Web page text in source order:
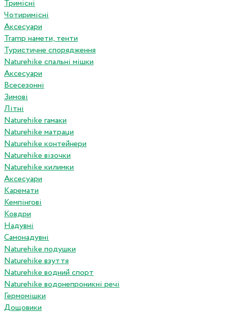
Тримісні
Чотиримісні
Аксесуари
Tramp намети, тенти
Туристичне спорядження
Naturehike спальні мішки
Аксесуари
Всесезонні
Зимові
Літні
Naturehike гамаки
Naturehike матраци
Naturehike контейнери
Naturehike візочки
Naturehike килимки
Аксесуари
Каремати
Кемпінгові
Ковдри
Надувні
Самонадувні
Naturehike подушки
Naturehike взуття
Naturehike водний спорт
Naturehike водонепроникні речі
Гермомішки
Дощовики